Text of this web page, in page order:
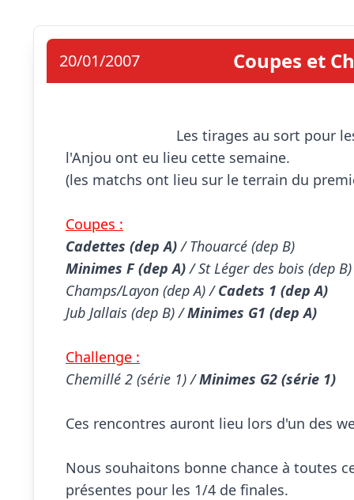
20/01/2007 Coupes et
l'Anjou ont eu lieu cette semaine.
(les matchs ont lieu sur le terrain du
Coupes :
Cadettes (dep A)
Minimes F (dep A) / St Léger des bois (dep B)
Champs/Layon (dep A) / Cadets 1 (dep A)
Jub Jallais (dep B) / Minimes G1 (dep A)
Challenge :
Chemillé 2 (série 1) / Minimes G2 (série 1)
Ces rencontres auront lieu lors d'un des
Nous souhaitons bonne chance à toutes
présentes pour les 1/4 de